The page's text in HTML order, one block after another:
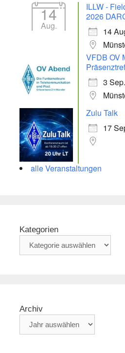
14
Aug.
ILLW -
2026
14
VFDB OV
3
Zulu Talk
17
alle Veranstaltungen
Kategorien
Archiv